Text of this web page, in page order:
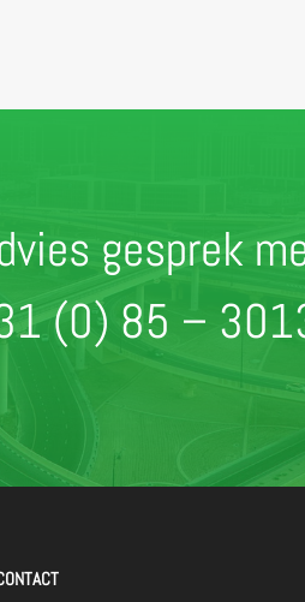
gesprek
(0) 85 –